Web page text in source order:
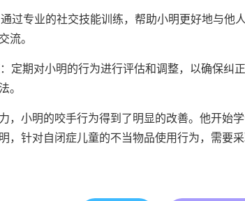
过专业的社交技能训练，帮助小明更好地与他
流。
定期对小明的行为进行评估和调整，以确保纠
。
，小明的咬手行为得到了明显的改善。他开始
，针对自闭症儿童的不当物品使用行为，需要